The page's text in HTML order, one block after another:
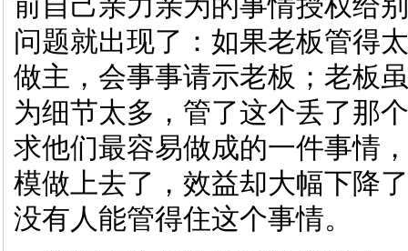
前自己亲力亲为的事情授权给
问题就出现了：如果老板管得
做主，会事事请示老板；老板
为细节太多，管了这个丢了那
求他们最容易做成的一件事情
模做上去了，效益却大幅下降
没有人能管得住这个事情。